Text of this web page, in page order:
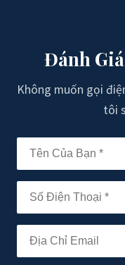
Đánh
Không muốn gọi
tôi